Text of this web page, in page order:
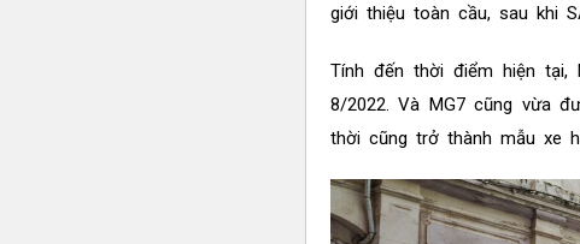
giới thiệu toàn cầu, sau khi
Tính đến thời điểm hiện
8/2022. Và MG7 cũng vừa
thời cũng trở thành mẫu xe